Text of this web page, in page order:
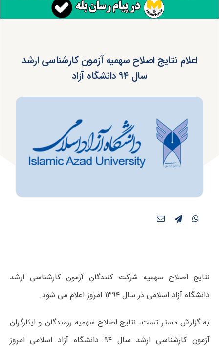
اعلام نتایج اصلاح سهمیه آزمون کارشناسی ارشد
سال ۹۴ دانشگاه آزاد
نتایج اصلاح سهمیه شرکت کنندگان آزمون کارشناسی ارشد
دانشگاه آزاد اسلامی در سال ۱۳۹۴ امروز اعلام می شود.
به گزارش مستر تست، نتایج اصلاح سهمیه رزمندگان و ایثارگران
آزمون کارشناسی ارشد سال ۹۴ دانشگاه آزاد اسلامی امروز